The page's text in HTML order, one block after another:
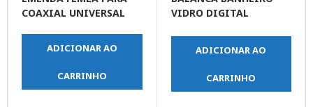
COAXIAL UNIVERSAL
ADICIONAR AO
CARRINHO
VIDRO DIGITAL
ADICIONAR AO
CARRINHO